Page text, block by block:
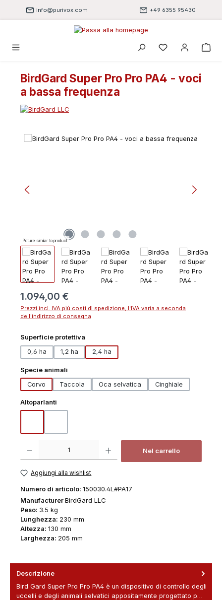
Passa al contenuto principale
info@purivox.com +49 6355 95430
Hai 0 articoli
BirdGard Super Pro Pro PA4 - voci
a bassa frequenza
Salta la galleria di immagini
Picture similar to product
Prezzo normale:
1.094,00 €
Prezzi incl. IVA più costi di spedizione, l'IVA varia a seconda
dell'indirizzo di consegna
Seleziona
Superficie protettiva
0,6 ha
1,2 ha 2,4 ha
Seleziona
Specie animali
Corvo
Taccola Oca selvatica Cinghiale
Seleziona
Altoparlanti
Nel carrello
Aggiungi alla wishlist
Numero di articolo: 150030.4L#PA17
Manufacturer BirdGard LLC
Peso: 3.5 kg
Lunghezza: 230 mm
Altezza: 130 mm
Larghezza: 205 mm
Descrizione
Bird Gard Super Pro Pro PA4 è un dispositivo di controllo degli
uccelli e degli animali selvatici appositamente progettato p…